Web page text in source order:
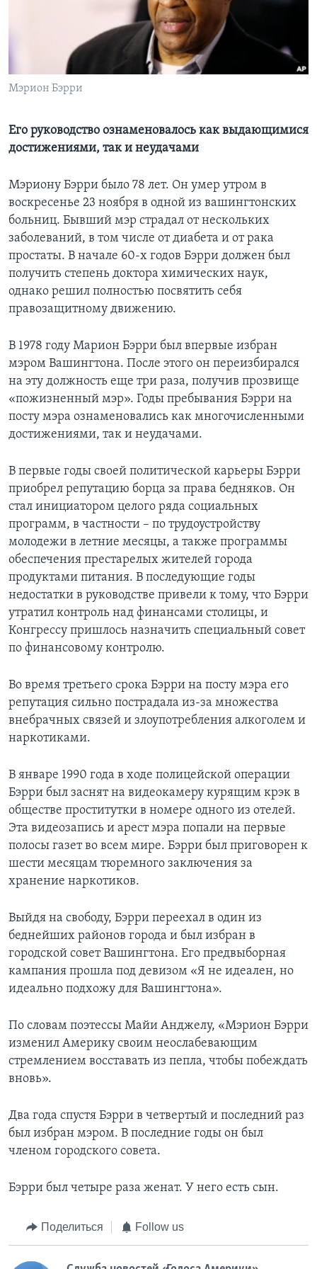
СОЦИАЛЬНЫЕ СЕТИ
Языки
Мэрион Бэрри
Его руководство ознаменовалось как выдающимися
достижениями, так и неудачами
Мэриону Бэрри было 78 лет. Он умер утром в
воскресенье 23 ноября в одной из вашингтонских
больниц. Бывший мэр страдал от нескольких
заболеваний, в том числе от диабета и от рака
простаты. В начале 60-х годов Бэрри должен был
получить степень доктора химических наук,
однако решил полностью посвятить себя
правозащитному движению.
В 1978 году Марион Бэрри был впервые избран
мэром Вашингтона. После этого он переизбирался
на эту должность еще три раза, получив прозвище
«пожизненный мэр». Годы пребывания Бэрри на
посту мэра ознаменовались как многочисленными
достижениями, так и неудачами.
В первые годы своей политической карьеры Бэрри
приобрел репутацию борца за права бедняков. Он
стал инициатором целого ряда социальных
программ, в частности – по трудоустройству
молодежи в летние месяцы, а также программы
обеспечения престарелых жителей города
продуктами питания. В последующие годы
недостатки в руководстве привели к тому, что Бэрри
утратил контроль над финансами столицы, и
Конгрессу пришлось назначить специальный совет
по финансовому контролю.
Во время третьего срока Бэрри на посту мэра его
репутация сильно пострадала из-за множества
внебрачных связей и злоупотребления алкоголем и
наркотиками.
В январе 1990 года в ходе полицейской операции
Бэрри был заснят на видеокамеру курящим крэк в
обществе проститутки в номере одного из отелей.
Эта видеозапись и арест мэра попали на первые
полосы газет во всем мире. Бэрри был приговорен к
шести месяцам тюремного заключения за
хранение наркотиков.
Выйдя на свободу, Бэрри переехал в один из
беднейших районов города и был избран в
городской совет Вашингтона. Его предвыборная
кампания прошла под девизом «Я не идеален, но
идеально подхожу для Вашингтона».
По словам поэтессы Майи Анджелу, «Мэрион Бэрри
изменил Америку своим неослабевающим
стремлением восставать из пепла, чтобы побеждать
вновь».
Два года спустя Бэрри в четвертый и последний раз
был избран мэром. В последние годы он был
членом городского совета.
Бэрри был четыре раза женат. У него есть сын.
Поделиться Follow us